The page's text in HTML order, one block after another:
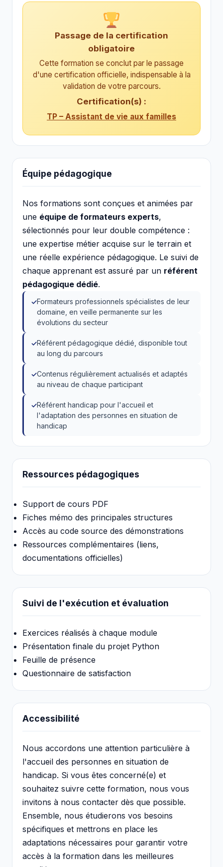
Passage de la certification
obligatoire
Cette formation se conclut par le passage
d'une certification officielle, indispensable à la
validation de votre parcours.
Certification(s) :
TP – Assistant de vie aux familles
Équipe pédagogique
Nos formations sont conçues et animées par
une équipe de formateurs experts,
sélectionnés pour leur double compétence :
une expertise métier acquise sur le terrain et
une réelle expérience pédagogique. Le suivi de
chaque apprenant est assuré par un référent
pédagogique dédié.
Formateurs professionnels spécialistes de leur
domaine, en veille permanente sur les
évolutions du secteur
Référent pédagogique dédié, disponible tout
au long du parcours
Contenus régulièrement actualisés et adaptés
au niveau de chaque participant
Référent handicap pour l'accueil et
l'adaptation des personnes en situation de
handicap
Ressources pédagogiques
Support de cours PDF
Fiches mémo des principales structures
Accès au code source des démonstrations
Ressources complémentaires (liens,
documentations officielles)
Suivi de l'exécution et évaluation
Exercices réalisés à chaque module
Présentation finale du projet Python
Feuille de présence
Questionnaire de satisfaction
Accessibilité
Nous accordons une attention particulière à
l'accueil des personnes en situation de
handicap. Si vous êtes concerné(e) et
souhaitez suivre cette formation, nous vous
invitons à nous contacter dès que possible.
Ensemble, nous étudierons vos besoins
spécifiques et mettrons en place les
adaptations nécessaires pour garantir votre
accès à la formation dans les meilleures